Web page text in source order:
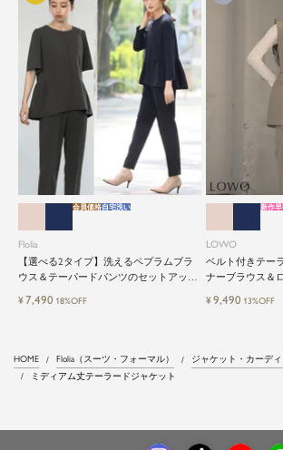
Flolia
【選べる2タイプ】洗えるペプラムブラ
ウス＆テーパードパンツのセットアップ
会員価格自宅洗い
¥7,490 18%OFF
LOWO
ベルト付きテー
ナーブラウス＆
新作早
¥9,490 13%OFF
HOME Flolia（スーツ・フォーマル）
ジャケット・カーデ
ミディアム丈テーラードジャケット